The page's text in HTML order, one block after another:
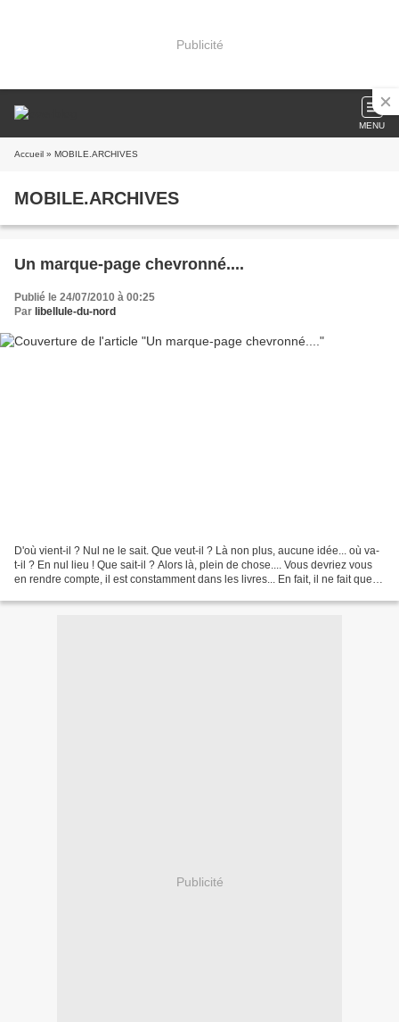
Publicité
MENU
Accueil » MOBILE.ARCHIVES
MOBILE.ARCHIVES
Un marque-page chevronné....
Publié le 24/07/2010 à 00:25
Par libellule-du-nord
D'où vient-il ? Nul ne le sait. Que veut-il ? Là non plus, aucune idée... où va-
t-il ? En nul lieu ! Que sait-il ? Alors là, plein de chose.... Vous devriez vous
en rendre compte, il est constamment dans les livres... En fait, il ne fait que
Publicité